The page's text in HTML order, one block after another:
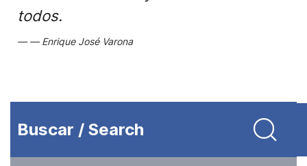
todos.
Enrique José Varona
Buscar / Search